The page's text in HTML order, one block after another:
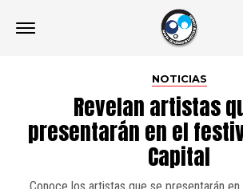
NOTICIAS
Revelan artistas
presentarán en el
Capital